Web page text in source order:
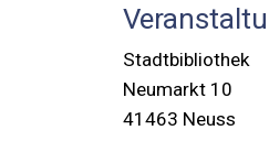
Stadtbibliothek
Neumarkt 10
41463 Neuss